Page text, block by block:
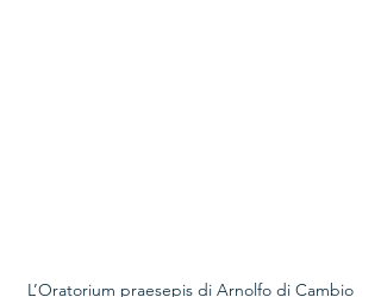
L’Oratorium praesepis di Arnolfo di Cambio